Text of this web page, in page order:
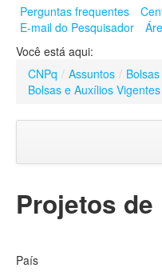
Perguntas frequentes
E-mail do Pesquisador
Você está aqui:
CNPq / Assuntos /
Bolsas e Auxílios Vigentes
Institucional
Bolsas e
Projetos
País